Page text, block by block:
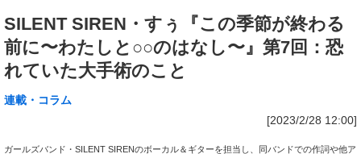
SILENT SIREN・すぅ『この季節が終わる
前に〜わたしと○○のはなし〜』第7回：恐
れていた大手術のこと
連載・コラム
[2023/2/28 12:00]
ガールズバンド・SILENT SIRENのボーカル＆ギターを担当し、同バンドでの作詞や他ア